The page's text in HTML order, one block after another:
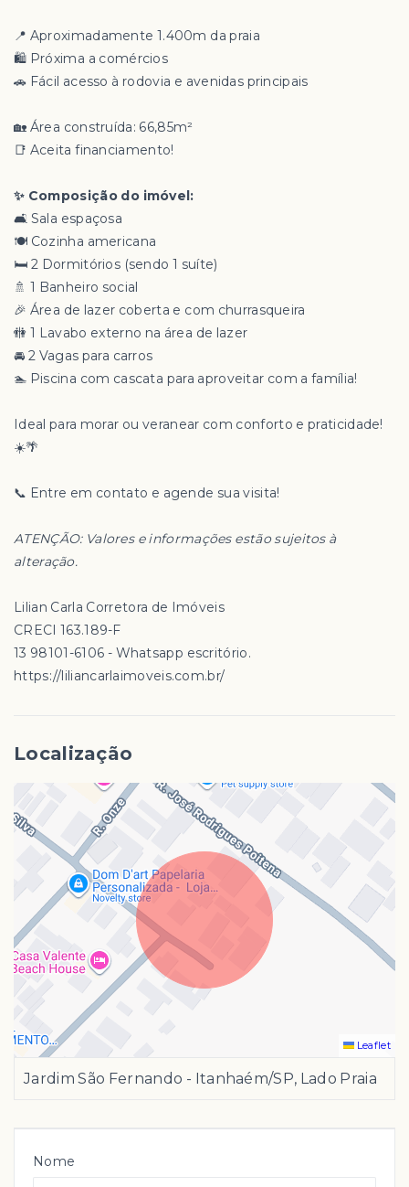
Nome
📍 Aproximadamente 1.400m da praia
🛍️ Próxima a comércios
🚗 Fácil acesso à rodovia e avenidas principais
🏡 Área construída: 66,85m²
📑 Aceita financiamento!
✨ Composição do imóvel:
🛋️ Sala espaçosa
🍽️ Cozinha americana
🛏️ 2 Dormitórios (sendo 1 suíte)
🚿 1 Banheiro social
🎉 Área de lazer coberta e com churrasqueira
🚻 1 Lavabo externo na área de lazer
🚘 2 Vagas para carros
🏊 Piscina com cascata para aproveitar com a família!
Ideal para morar ou veranear com conforto e praticidade!
☀️🌴
📞 Entre em contato e agende sua visita!
ATENÇÃO: Valores e informações estão sujeitos à
alteração.
Lilian Carla Corretora de Imóveis
CRECI 163.189-F
13 98101-6106 - Whatsapp escritório.
https://liliancarlaimoveis.com.br/
Localização
Leaflet
Jardim São Fernando - Itanhaém/SP, Lado Praia